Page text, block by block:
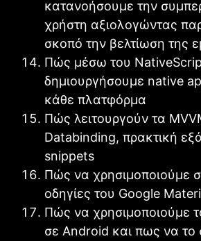
κατανοήσουμε την
χρήστη αξιολογώντας
σκοπό την βελτίωση της
Πώς μέσω του
δημιουργήσουμε native
κάθε πλατφόρμα
Πώς λειτουργούν τα
Databinding, πρακτική
snippets
Πώς να χρησιμοποιούμε
οδηγίες του Google
Πώς να χρησιμοποιούμε
σε Android και πως να το